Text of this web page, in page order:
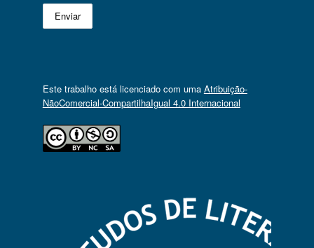
Este trabalho está licenciado com uma Atribuição-
NãoComercial-CompartilhaIgual 4.0 Internacional